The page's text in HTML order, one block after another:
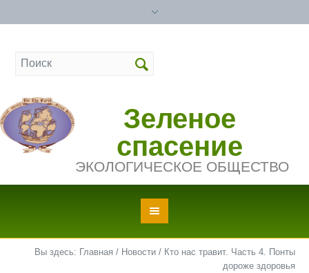
Зеленое
спасение
ЭКОЛОГИЧЕСКОЕ ОБЩЕСТВО
Вы здесь: Главная / Новости / Кто нас травит. Часть 4. Понты
дороже здоровья